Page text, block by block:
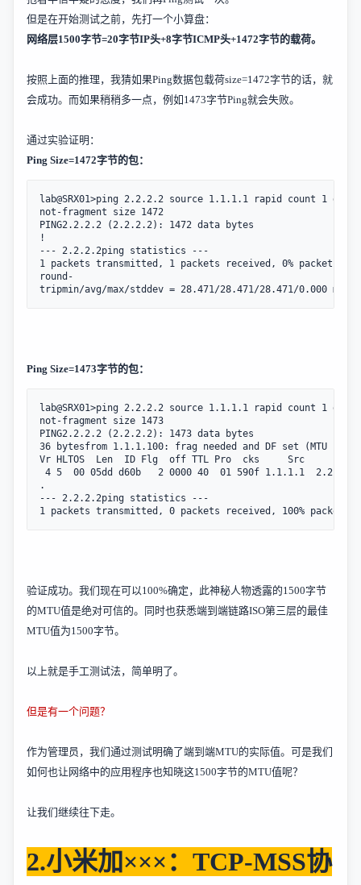
但是在开始测试之前，先打一个小算盘：
网络层1500字节=20字节IP头+8字节ICMP头+1472字节的载荷。
按照上面的推理，我猜如果Ping数据包载荷size=1472字节的话，就
会成功。而如果稍稍多一点，例如 1473字节Ping就会失败。
通过实验证明：
Ping Size=1472字节的包：
lab@SRX01>ping 2.2.2.2 source 1.1.1.1 rapid count 1 do-
not-fragment size 1472
PING2.2.2.2 (2.2.2.2): 1472 data bytes
!
--- 2.2.2.2ping statistics ---
1 packets transmitted, 1 packets received, 0% packet loss
round-
tripmin/avg/max/stddev = 28.471/28.471/28.471/0.000 ms
Ping Size=1473字节的包：
lab@SRX01>ping 2.2.2.2 source 1.1.1.1 rapid count 1 do-
not-fragment size 1473
PING2.2.2.2 (2.2.2.2): 1473 data bytes
36 bytesfrom 1.1.1.100: frag needed and DF set (MTU 1500)
Vr HLTOS  Len  ID Flg  off TTL Pro  cks     Src      Dst
4 5  00 05dd d60b   2 0000 40  01 590f 1.1.1.1  2.2.2.2
.
--- 2.2.2.2ping statistics ---
1 packets transmitted, 0 packets received, 100% packet
验证成功。我们现在可以100%确定，此神秘人物透露的1500字节
的MTU值是绝对可信的。同时也获悉端到端链路ISO第三层的最佳
MTU值为1500字节。
以上就是手工测试法，简单明了。
但是有一个问题？
作为管理员，我们通过测试明确了端到端MTU的实际值。可是我们
如何也让网络中的应用程序也知晓这1500字节的MTU值呢？
让我们继续往下走。
2.小米加×××： TCP-MSS协